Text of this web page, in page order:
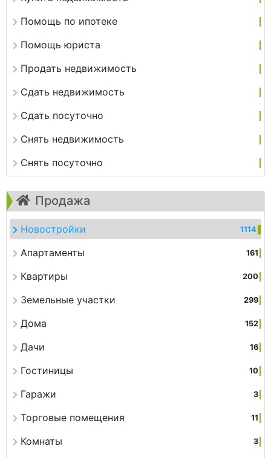
Помощь по ипотеке
Помощь юриста
Продать недвижимость
Сдать недвижимость
Сдать посуточно
Снять недвижимость
Снять посуточно
Продажа
Новостройки 1114
Апартаменты 161
Квартиры 200
Земельные участки 299
Дома 152
Дачи 16
Гостиницы 10
Гаражи 3
Торговые помещения 11
Комнаты 3